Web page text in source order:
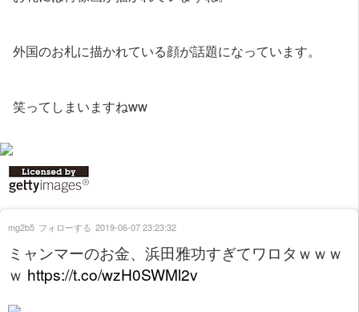
外国のお札に描かれている顔が話題になっています。
笑ってしまいますねww
ミャンマーのお金、浜田雅功すぎてワロタｗｗｗ
ｗ https://t.co/wzH0SWMl2v
mg2b5 フォローする 2019-06-07 23:23:32